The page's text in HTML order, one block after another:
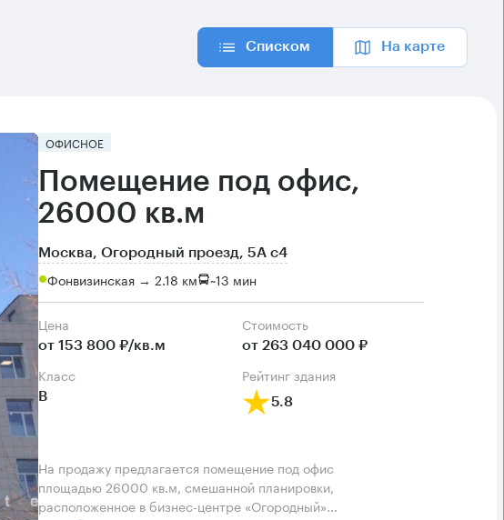
Списком На карте
ОФИСНОЕ
Помещение под офис,
26000 кв.м
Москва, Огородный проезд, 5А с4
Фонвизинская → 2.18 км ~13 мин
Цена
от 153 800 ₽/кв.м
Cтоимость
от 263 040 000 ₽
класс
B
рейтинг здания
5.8
На продажу предлагается помещение под офис
площадью 26000 кв.м, смешанной планировки,
расположенное в бизнес-центре «Огородный»...